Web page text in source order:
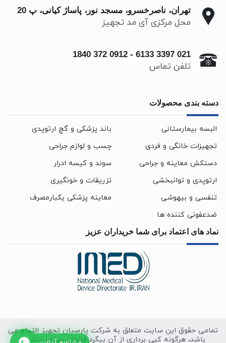
تهران، ناصرخسرو، مسجد نور، پاساژ کیانی، پ 20
محل مرکزی آی مد تجهیز
021 3397 6133
-
0912 372 1840
تلفن تماس
دسته بندی محصولات
البسه بیمارستانی
باند پزشکی و گچ ارتوپدی
تجهیزات خانگی و فردی
چسب و لوازم جراحی
دستکش معاینه و جراحی
سوند و کیسه ادرار
ارتوپدی و توانبخشی
تزریقات و خونگیری
تنفسی و بیهوشی
معاینه پزشکی یکبارمصرف
ضدعفونی کننده ها
نماد های اعتماد برای شما خریداران عزیز
تمامی حقوق این سایت متعلق به شرکت پارسیان تجهیز التیام می
باشد، هرگونه کپی برداری از آن پیگرد قانونی خواهد داشت.